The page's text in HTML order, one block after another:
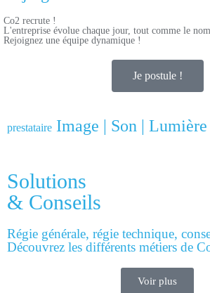
Co2 recrute !
L'entreprise évolue chaque jour, tout comme le
Rejoignez une équipe dynamique !
Je postule !
prestataire Image | Son | Lumière
Solutions
& Conseils
Régie générale, régie technique,
Découvrez les différents métiers de
Voir plus